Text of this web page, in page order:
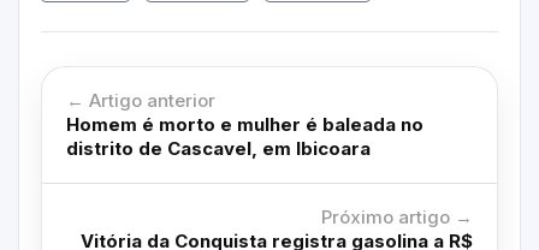
← Artigo anterior
Homem é morto e mulher é baleada no
distrito de Cascavel, em Ibicoara
Próximo artigo →
Vitória da Conquista registra gasolina a R$